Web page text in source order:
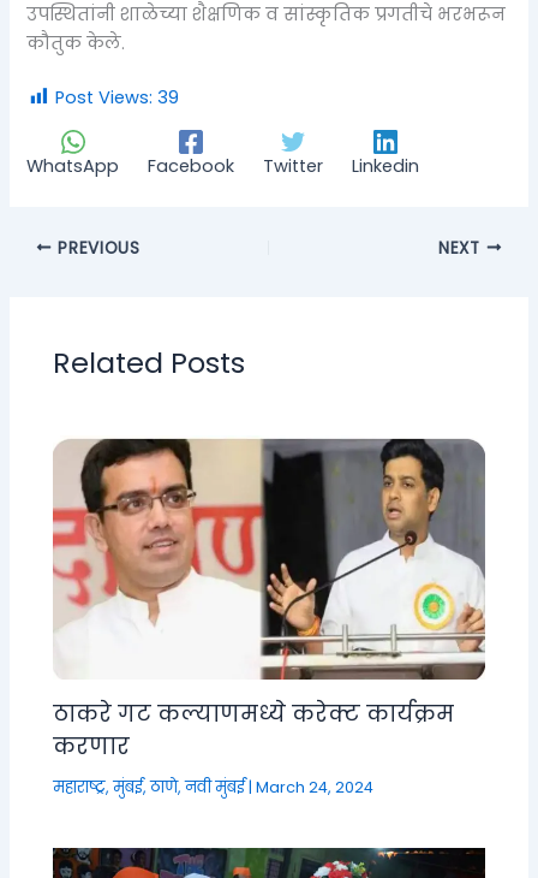
उपस्थितांनी शाळेच्या शैक्षणिक व सांस्कृतिक प्रगतीचे भरभरून
कौतुक केले.
Post Views: 39
WhatsApp Facebook Twitter Linkedin
PREVIOUS NEXT
Related Posts
ठाकरे गट कल्याणमध्ये करेक्ट कार्यक्रम
करणार
महाराष्ट्र,मुंबई, ठाणे, नवी मुंबई|March 24, 2024